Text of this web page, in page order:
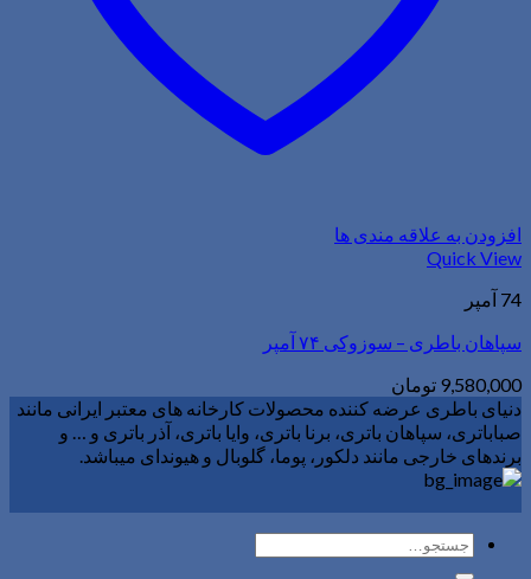
افزودن به علاقه مندی ها
Quick View
74 آمپر
سپاهان باطری – سوزوکی ۷۴ آمپر
9,580,000 تومان
دنیای باطری عرضه کننده محصولات کارخانه های معتبر ایرانی مانند
صباباتری، سپاهان باتری، برنا باتری، وایا باتری، آذر باتری و … و
برندهای خارجی مانند دلکور، پوما، گلوبال و هیوندای میباشد.
جستجو